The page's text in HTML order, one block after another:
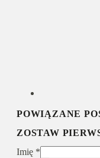
POWIĄZANE
ZOSTAW
Imię *